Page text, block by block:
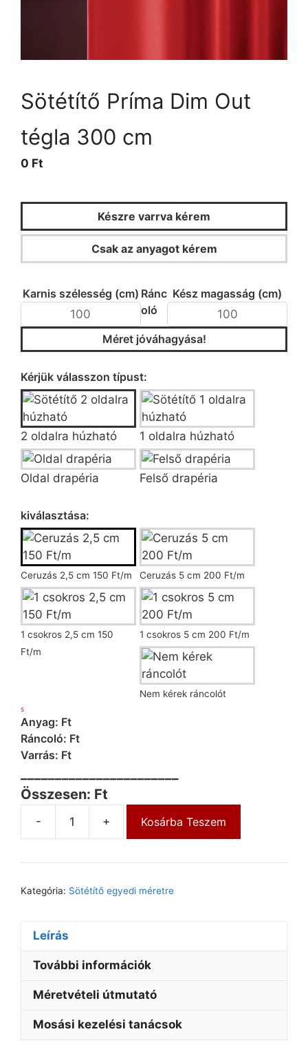
Sötétítő Príma Dim Out
tégla 300 cm
0 Ft
Készre varrva kérem
Csak az anyagot kérem
Karnis szélesség (cm) Kész magasság (cm)
Méret jóváhagyása!
Kérjük válasszon típust:
2 oldalra húzható 1 oldalra húzható
Oldal drapéria
Felső drapéria
Ránc
oló
kiválasztása:
Ceruzás 2,5 cm 150 Ft/m Ceruzás 5 cm 200 Ft/m
1 csokros 2,5 cm 150
Ft/m
1 csokros 5 cm 200 Ft/m
Nem kérek ráncolót
S
Anyag: Ft
Ráncoló: Ft
Varrás: Ft
Összesen: Ft
- + Kosárba Teszem
Kategória: Sötétítő egyedi méretre
Leírás
További információk
Méretvételi útmutató
Mosási kezelési tanácsok